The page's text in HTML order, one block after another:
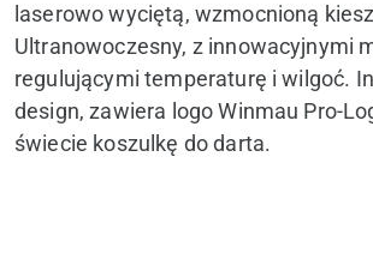
laserowo wyciętą, wzmocnioną
Ultranowoczesny, z innowacyjnymi
regulującymi temperaturę i wilgoć.
design, zawiera logo Winmau Pro-
świecie koszulkę do darta.